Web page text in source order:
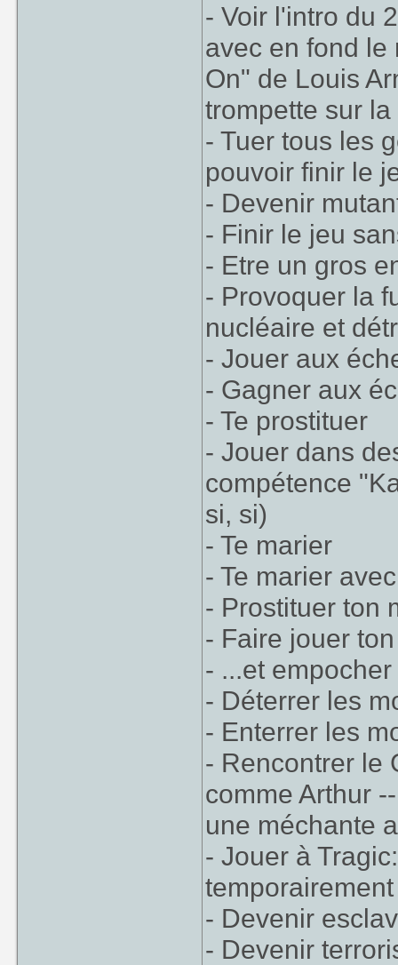
- Voir l'intro du
avec en fond le
On" de Louis
trompette sur
- Tuer tous les
pouvoir finir le
- Devenir
- Finir le jeu
- Etre un gros
- Provoquer la
nucléaire et
- Jouer aux
- Gagner aux
- Te prostituer
- Jouer dans
compétence
si, si)
- Te marier
- Te marier
- Prostituer ton
- Faire jouer
- ...et
- Déterrer les
- Enterrer les
- Rencontrer le
comme Arthur
une méchante
- Jouer à
- Devenir
- Devenir